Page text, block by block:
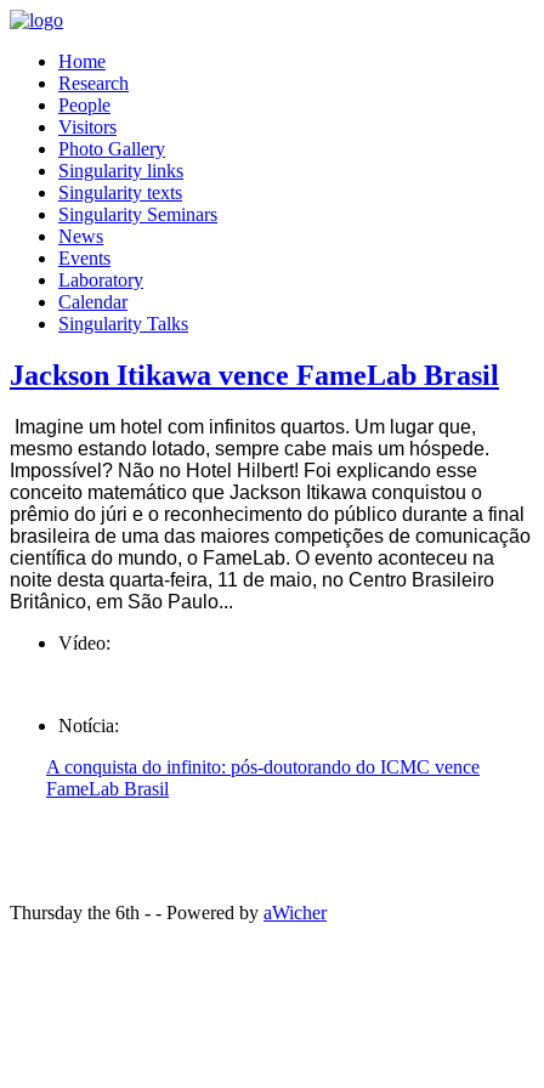
Home
Research
People
Visitors
Photo Gallery
Singularity links
Singularity texts
Singularity Seminars
News
Events
Laboratory
Calendar
Singularity Talks
Jackson Itikawa vence FameLab Brasil
Imagine um hotel com infinitos quartos. Um lugar que,
mesmo estando lotado, sempre cabe mais um hóspede.
Impossível? Não no Hotel Hilbert! Foi explicando esse
conceito matemático que Jackson Itikawa conquistou o
prêmio do júri e o reconhecimento do público durante a final
brasileira de uma das maiores competições de comunicação
científica do mundo, o FameLab. O evento aconteceu na
noite desta quarta-feira, 11 de maio, no Centro Brasileiro
Britânico, em São Paulo...
Vídeo:
Notícia:
A conquista do infinito: pós-doutorando do ICMC vence
FameLab Brasil
Thursday the 6th - - Powered by aWicher